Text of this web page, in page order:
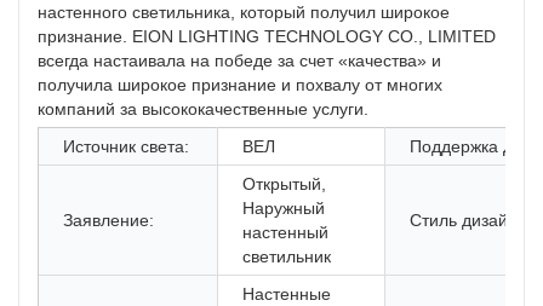
настенного светильника, который получил широкое
признание. EION LIGHTING TECHNOLOGY CO., LIMITED
всегда настаивала на победе за счет «качества» и
получила широкое признание и похвалу от многих
компаний за высококачественные услуги.
Источник света:
ВЕЛ Поддержка
Заявление:
Открытый,
Наружный
настенный
светильник
Стиль дизайна:
Настенные